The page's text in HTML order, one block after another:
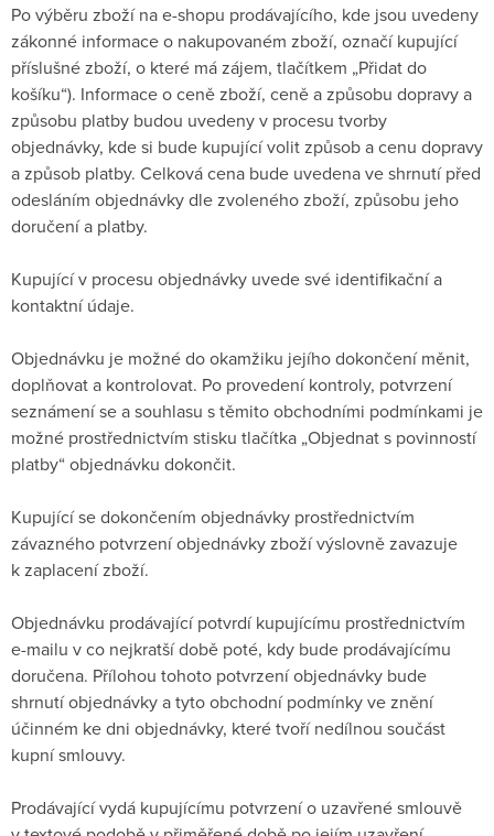
Po výběru zboží na e-shopu prodávajícího, kde jsou uvedeny
zákonné informace o nakupovaném zboží, označí kupující
příslušné zboží, o které má zájem, tlačítkem „Přidat do
košíku“). Informace o ceně zboží, ceně a způsobu dopravy a
způsobu platby budou uvedeny v procesu tvorby
objednávky, kde si bude kupující volit způsob a cenu dopravy
a způsob platby. Celková cena bude uvedena ve shrnutí před
odesláním objednávky dle zvoleného zboží, způsobu jeho
doručení a platby.
Kupující v procesu objednávky uvede své identifikační a
kontaktní údaje.
Objednávku je možné do okamžiku jejího dokončení měnit,
doplňovat a kontrolovat. Po provedení kontroly, potvrzení
seznámení se a souhlasu s těmito obchodními podmínkami je
možné prostřednictvím stisku tlačítka „Objednat s povinností
platby“ objednávku dokončit.
Kupující se dokončením objednávky prostřednictvím
závazného potvrzení objednávky zboží výslovně zavazuje
k zaplacení zboží.
Objednávku prodávající potvrdí kupujícímu prostřednictvím
e-mailu v co nejkratší době poté, kdy bude prodávajícímu
doručena. Přílohou tohoto potvrzení objednávky bude
shrnutí objednávky a tyto obchodní podmínky ve znění
účinném ke dni objednávky, které tvoří nedílnou součást
kupní smlouvy.
Prodávající vydá kupujícímu potvrzení o uzavřené smlouvě